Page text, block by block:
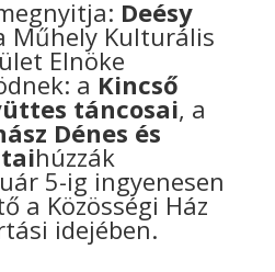
Deésy
Műhely Kulturális
Elnöke
a Kincső
táncosai, a
Dénes és
húzzák
5-ig ingyenesen
a Közösségi Ház
idejében.